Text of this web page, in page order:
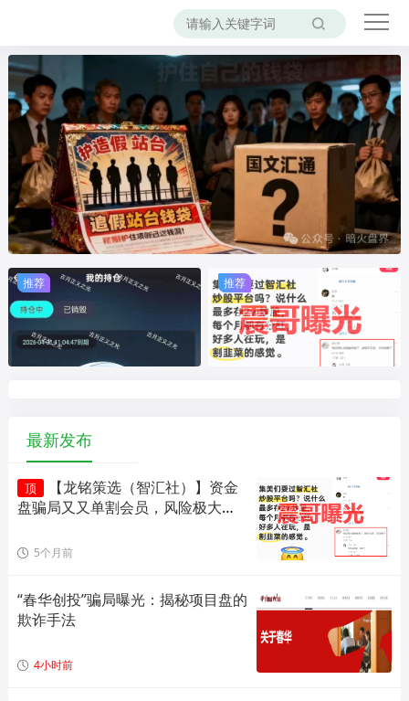
推荐 推荐
推荐 推荐
最新发布
顶
【龙铭策选（智汇社）】资金
盘骗局又又单割会员，风险极大，
5个月前
“春华创投”骗局曝光：揭秘项目盘的
欺诈手法
4小时前